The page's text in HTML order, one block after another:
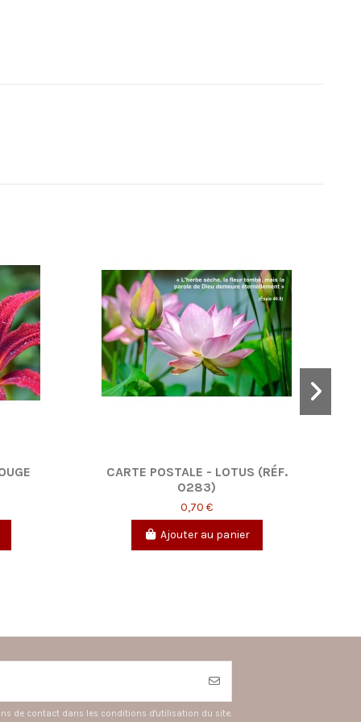
DE
CARTE POSTALE - CHAMPS DE
COQUELICOTS (RÉF. 0005)
0,70 €
Ajouter au panier
de contact dans les conditions d'utilisation du site.